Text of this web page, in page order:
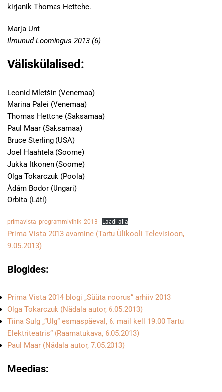
kirjanik Thomas Hettche.
Marja Unt
Ilmunud Loomingus 2013 (6)
Väliskülalised:
Leonid Mletšin (Venemaa)
Marina Palei (Venemaa)
Thomas Hettche (Saksamaa)
Paul Maar (Saksamaa)
Bruce Sterling (USA)
Joel Haahtela (Soome)
Jukka Itkonen (Soome)
Olga Tokarczuk (Poola)
Ádám Bodor (Ungari)
Orbita (Läti)
primavista_programmivihik_2013 Laadi alla
Prima Vista 2013 avamine (Tartu Ülikooli Televisioon,
9.05.2013)
Blogides:
Prima Vista 2014 blogi „Süüta noorus“ arhiiv 2013
Olga Tokarczuk (Nädala autor, 6.05.2013)
Tiina Sulg „“Ulg” esmaspäeval, 6. mail kell 19.00 Tartu
Elektriteatris“ (Raamatukava, 6.05.2013)
Paul Maar (Nädala autor, 7.05.2013)
Meedias: